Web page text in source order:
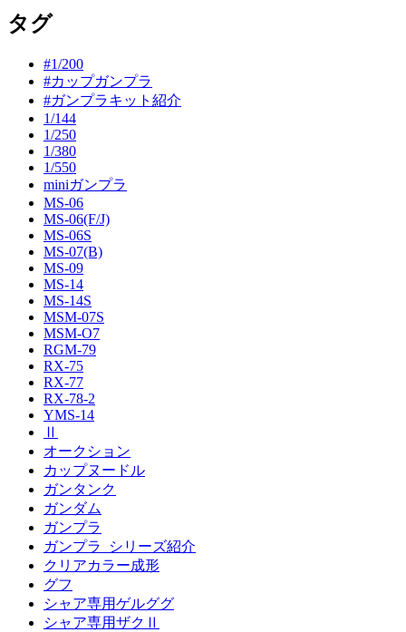
タグ
#1/200
#カップガンプラ
#ガンプラキット紹介
1/144
1/250
1/380
1/550
miniガンプラ
MS-06
MS-06(F/J)
MS-06S
MS-07(B)
MS-09
MS-14
MS-14S
MSM-07S
MSM-O7
RGM-79
RX-75
RX-77
RX-78-2
YMS-14
Ⅱ
オークション
カップヌードル
ガンタンク
ガンダム
ガンプラ
ガンプラ_シリーズ紹介
クリアカラー成形
グフ
シャア専用ゲルググ
シャア専用ザクⅡ